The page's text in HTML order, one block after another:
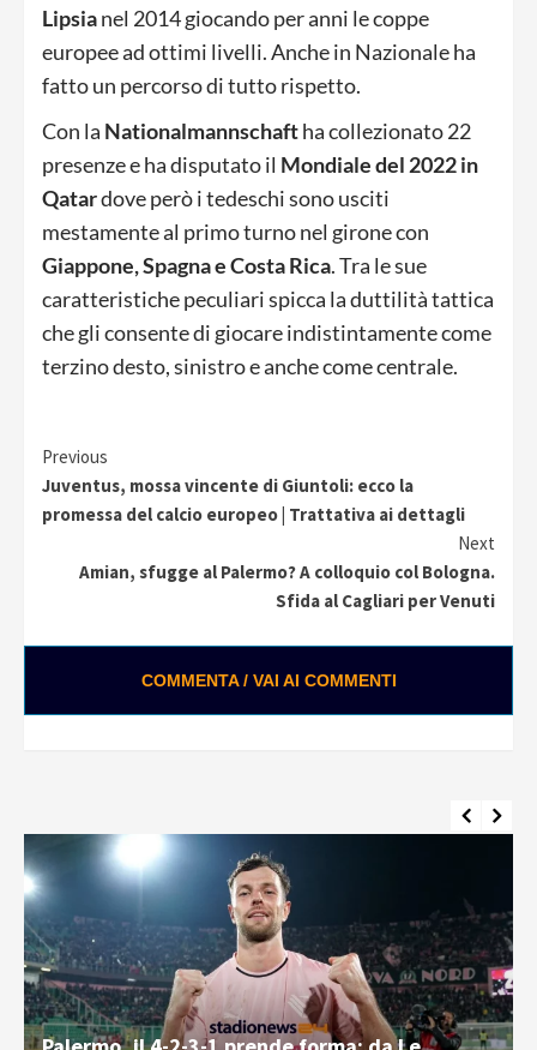
Lipsianel 2014 giocando per anni le coppe
europee ad ottimi livelli. Anche in Nazionale ha
fatto un percorso di tutto rispetto.
Con la Nationalmannschaftha collezionato 22
presenze e ha disputato il Mondiale del 2022 in
Qatardove però i tedeschi sono usciti
mestamente al primo turno nel girone con
Giappone, Spagna e Costa Rica. Tra le sue
caratteristiche peculiari spicca la duttilità tattica
che gli consente di giocare indistintamente come
terzino desto, sinistro e anche come centrale.
Continue
Reading
Previous
Juventus, mossa vincente di Giuntoli: ecco la
promessa del calcio europeo | Trattativa ai dettagli
Next
Amian, sfugge al Palermo? A colloquio col Bologna.
Sfida al Cagliari per Venuti
COMMENTA / VAI AI COMMENTI